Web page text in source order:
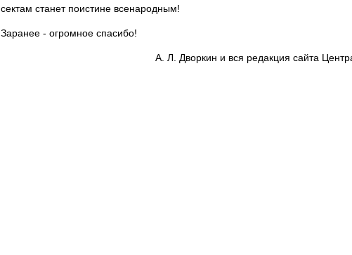
сектам станет поистине всенародным!
Заранее - огромное спасибо!
А. Л. Дворкин и вся редакция сайта